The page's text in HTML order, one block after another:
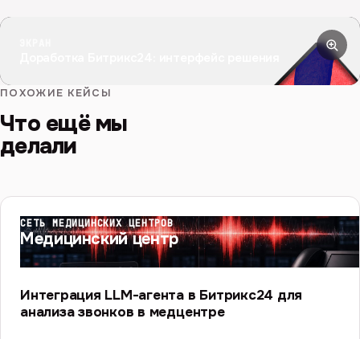
ПОХОЖИЕ КЕЙСЫ
Что ещё мы
делали
СЕТЬ МЕДИЦИНСКИХ ЦЕНТРОВ
Медицинский центр
Интеграция LLM-агента в Битрикс24 для
анализа звонков в медцентре